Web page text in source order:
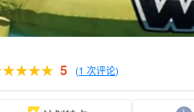
5 (1 次评论)